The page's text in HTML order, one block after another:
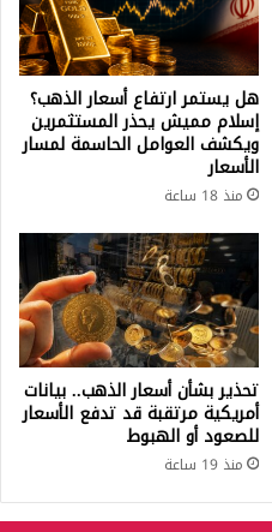
هل يستمر ارتفاع أسعار الذهب؟
إسلام مميش يحذر المستثمرين
ويكشف العوامل الحاسمة لمسار
الأسعار
منذ 18 ساعة
تحذير بشأن أسعار الذهب.. بيانات
أمريكية مرتقبة قد تدفع الأسعار
للصعود أو الهبوط
منذ 19 ساعة